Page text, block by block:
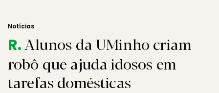
Notícias
R.Alunos da UMinho criam
robô que ajuda idosos em
tarefas domésticas